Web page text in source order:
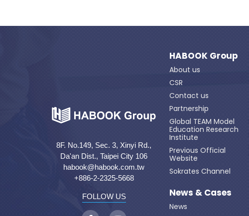
8F. No.149, Sec. 3, Xinyi Rd.,
Da'an Dist., Taipei City 106
habook@habook.com.tw
+886-2-2325-5668
FOLLOW US
HABOOK Group
About us
CSR
Contact us
Partnership
Global TEAM Model
Education Research
Institute
Previous Official
Website
Sokrates Channel
News & Cases
News